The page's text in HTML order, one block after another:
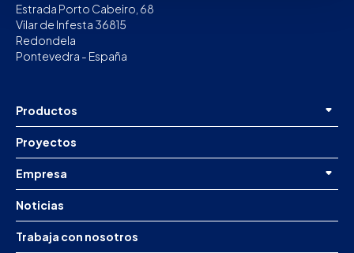
Estrada Porto Cabeiro, 68
Vilar de Infesta 36815
Redondela
Pontevedra - España
Productos
Proyectos
Empresa
Noticias
Trabaja con nosotros